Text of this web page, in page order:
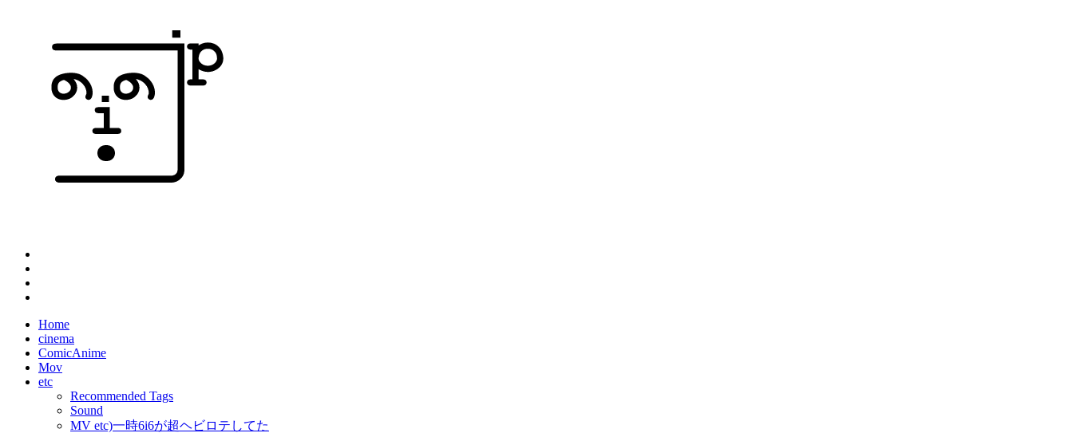
Home
cinema
ComicAnime
Mov
etc
Recommended Tags
Sound
MV etc)一時6i6が超ヘビロテしてた